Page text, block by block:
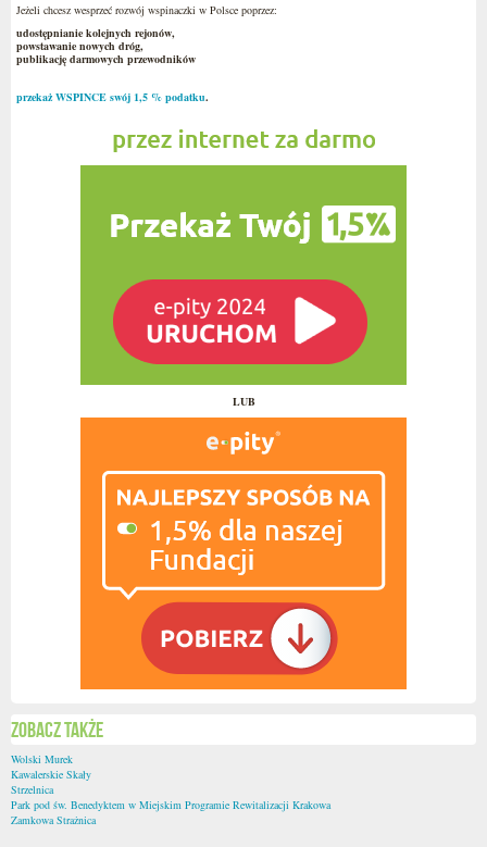
Jeżeli chcesz wesprzeć rozwój wspinaczki w Polsce poprzez:
udostępnianie kolejnych rejonów,
powstawanie nowych dróg,
publikację darmowych przewodników
przekaż WSPINCE swój 1,5 % podatku.
LUB
Zobacz także
Wolski Murek
Kawalerskie Skały
Strzelnica
Park pod św. Benedyktem w Miejskim Programie Rewitalizacji Krakowa
Zamkowa Strażnica